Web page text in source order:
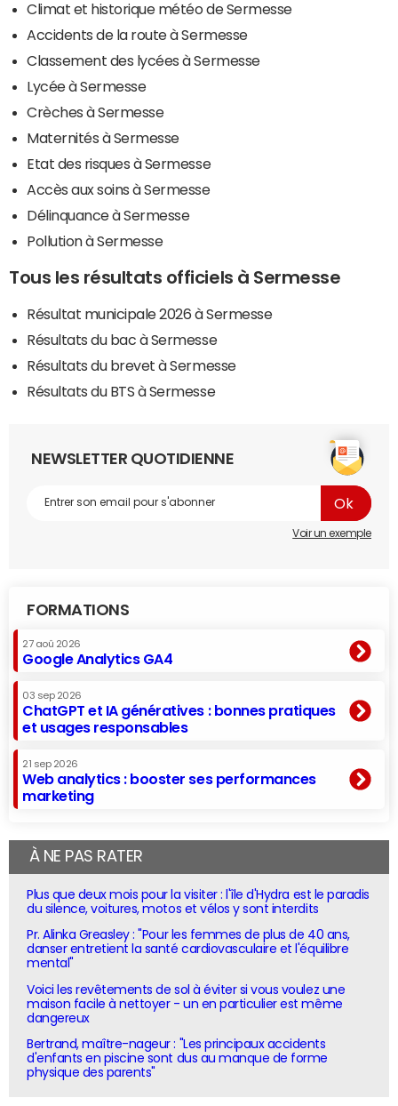
Climat et historique météo de Sermesse
Accidents de la route à Sermesse
Classement des lycées à Sermesse
Lycée à Sermesse
Crèches à Sermesse
Maternités à Sermesse
Etat des risques à Sermesse
Accès aux soins à Sermesse
Délinquance à Sermesse
Pollution à Sermesse
Tous les résultats officiels à Sermesse
Résultat municipale 2026 à Sermesse
Résultats du bac à Sermesse
Résultats du brevet à Sermesse
Résultats du BTS à Sermesse
NEWSLETTER QUOTIDIENNE
Voir un exemple
FORMATIONS
27 aoû 2026
Google Analytics GA4
03 sep 2026
ChatGPT et IA génératives : bonnes pratiques
et usages responsables
21 sep 2026
Web analytics : booster ses performances
marketing
À NE PAS RATER
Plus que deux mois pour la visiter : l'île d'Hydra est le paradis
du silence, voitures, motos et vélos y sont interdits
Pr. Alinka Greasley : "Pour les femmes de plus de 40 ans,
danser entretient la santé cardiovasculaire et l'équilibre
mental"
Voici les revêtements de sol à éviter si vous voulez une
maison facile à nettoyer - un en particulier est même
dangereux
Bertrand, maître-nageur : "Les principaux accidents
d'enfants en piscine sont dus au manque de forme
physique des parents"